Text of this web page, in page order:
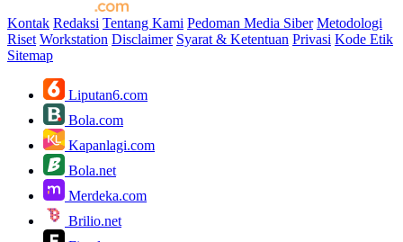
Kontak Redaksi Tentang Kami Pedoman Media Siber Metodologi
Riset Workstation Disclaimer Syarat & Ketentuan Privasi Kode Etik
Sitemap
Liputan6.com
Bola.com
Kapanlagi.com
Bola.net
Merdeka.com
Brilio.net